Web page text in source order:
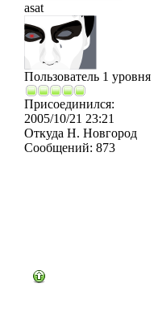
asat
Пользователь 1 уровня
Присоединился:
2005/10/21 23:21
Откуда Н. Новгород
Сообщений: 873